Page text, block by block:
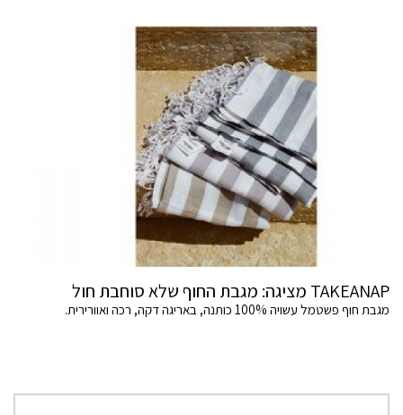
TAKEANAP מציגה: מגבת החוף שלא סוחבת חול
מגבת חוף פשטמל עשויה 100% כותנה, באריגה דקה, רכה ואוורירית.